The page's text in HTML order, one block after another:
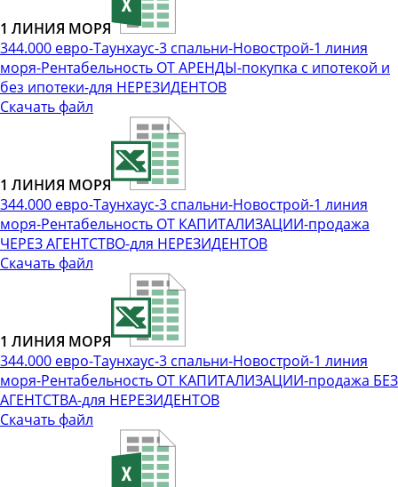
1 ЛИНИЯ МОРЯ
344.000 евро-Таунхаус-3 спальни-Новострой-1 линия
моря-Рентабельность ОТ АРЕНДЫ-покупка с ипотекой и
без ипотеки-для НЕРЕЗИДЕНТОВ
Скачать файл
1 ЛИНИЯ МОРЯ
344.000 евро-Таунхаус-3 спальни-Новострой-1 линия
моря-Рентабельность ОТ КАПИТАЛИЗАЦИИ-продажа
ЧЕРЕЗ АГЕНТСТВО-для НЕРЕЗИДЕНТОВ
Скачать файл
1 ЛИНИЯ МОРЯ
344.000 евро-Таунхаус-3 спальни-Новострой-1 линия
моря-Рентабельность ОТ КАПИТАЛИЗАЦИИ-продажа БЕЗ
АГЕНТСТВА-для НЕРЕЗИДЕНТОВ
Скачать файл